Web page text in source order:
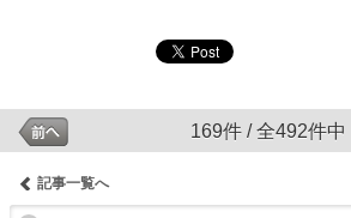
169件 / 全492件中
記事一覧へ